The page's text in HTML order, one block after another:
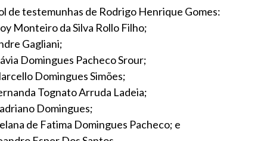
de testemunhas de Rodrigo Henrique Gomes:
Monteiro da Silva Rollo Filho;
Gagliani;
Domingues Pacheco Srour;
Domingues Simões;
Tognato Arruda Ladeia;
Domingues;
de Fatima Domingues Pacheco; e